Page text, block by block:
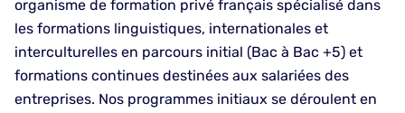
organisme de formation privé français spécialisé dans
les formations linguistiques, internationales et
interculturelles en parcours initial (Bac à Bac +5) et
formations continues destinées aux salariées des
entreprises. Nos programmes initiaux se déroulent en